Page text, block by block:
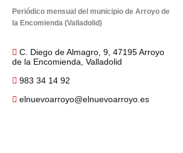
Periódico mensual del municipio de Arroyo de
la Encomienda (Valladolid)
C. Diego de Almagro, 9, 47195 Arroyo
de la Encomienda, Valladolid
983 34 14 92
elnuevoarroyo@elnuevoarroyo.es